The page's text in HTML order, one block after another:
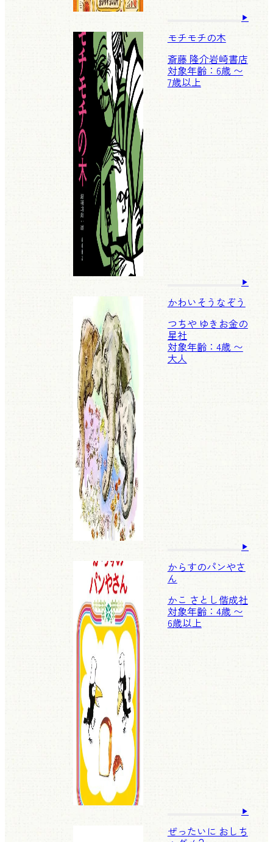
モチモチの木
斎藤 隆介岩崎書店
対象年齢：6歳 〜
7歳以上
かわいそうなぞう
つちや ゆきお金の
星社
対象年齢：4歳 〜
大人
からすのパンやさ
ん
かこ さとし偕成社
対象年齢：4歳 〜
6歳以上
ぜったいに おしち